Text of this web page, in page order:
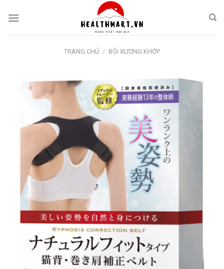
TRANG CHỦ / BÔI XƯƠNG KHỚP